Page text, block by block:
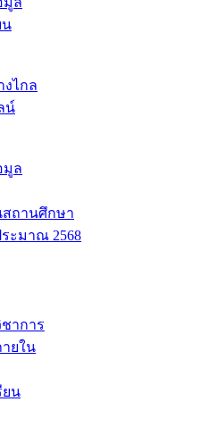
น
งไกล
น์
มูล
สถานศึกษา
ะมาณ 2568
าการ
ยใน
ยน